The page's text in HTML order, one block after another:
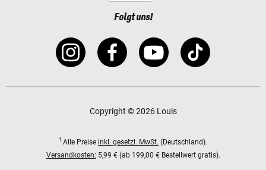
Folgt uns!
Copyright © 2026 Louis
1 Alle Preise inkl. gesetzl. MwSt. (Deutschland).
Versandkosten: 5,99 € (ab 199,00 € Bestellwert gratis).